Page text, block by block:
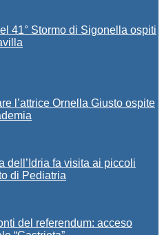
41° Stormo di Sigonella ospiti
l’attrice Ornella Giusto ospite
dell’Idria fa visita ai piccoli
di Pediatria
del referendum: acceso